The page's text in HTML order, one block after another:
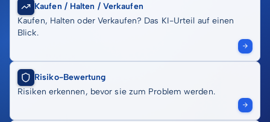
Kaufen / Halten / Verkaufen
Kaufen, Halten oder Verkaufen? Das KI-Urteil auf einen
Blick.
Risiko-Bewertung
Risiken erkennen, bevor sie zum Problem werden.